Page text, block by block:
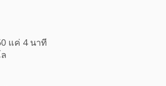
แค่ 4 นาที